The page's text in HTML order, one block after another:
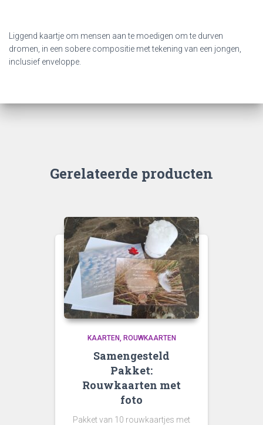
Liggend kaartje om mensen aan te moedigen om te durven
dromen, in een sobere compositie met tekening van een jongen,
inclusief enveloppe.
Gerelateerde producten
KAARTEN ROUWKAARTEN
Samengesteld
Pakket:
Rouwkaarten met
foto
Pakket van 10 rouwkaartjes met